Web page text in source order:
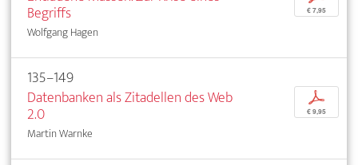
Begriffs
Wolfgang Hagen
€ 7,95
135–149
Datenbanken als Zitadellen des Web
2.0
Martin Warnke
p
€ 9,95